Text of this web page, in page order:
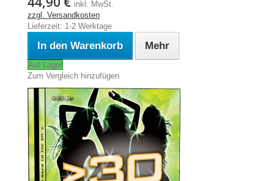
inkl. MwSt.
zzgl. Versandkosten
Lieferzeit: 1-2 Werktage
In den Warenkorb Mehr
Auf Lager
Zum Vergleich hinzufügen